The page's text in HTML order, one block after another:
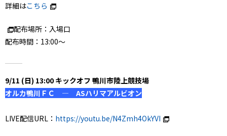
詳細はこちら
配布場所：入場口
配布時間：13:00～
9/11 (日) 13:00 キックオフ 鴨川市陸上競技場
オルカ鴨川ＦＣ ― ASハリマアルビオン
LIVE配信URL： https://youtu.be/N4Zmh4OkYVI